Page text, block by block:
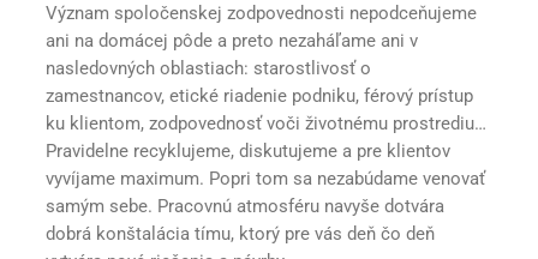
Význam spoločenskej zodpovednosti nepodceňujeme
ani na domácej pôde a preto nezaháľame ani v
nasledovných oblastiach: starostlivosť o
zamestnancov, etické riadenie podniku, férový prístup
ku klientom, zodpovednosť voči životnému prostrediu…
Pravidelne recyklujeme, diskutujeme a pre klientov
vyvíjame maximum. Popri tom sa nezabúdame venovať
samým sebe. Pracovnú atmosféru navyše dotvára
dobrá konštalácia tímu, ktorý pre vás deň čo deň